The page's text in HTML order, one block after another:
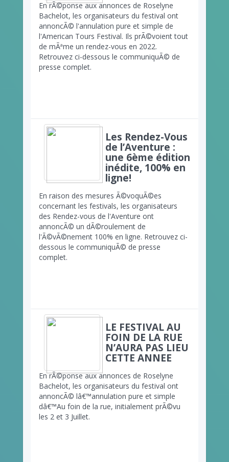
En rÃ©ponse aux annonces de Roselyne
Bachelot, les organisateurs du festival ont
annoncÃ© l'annulation pure et simple de
l'American Tours Festival. Ils prÃ©voient tout
de mÃªme un rendez-vous en 2022.
Retrouvez ci-dessous le communiquÃ© de
presse complet.
Les Rendez-Vous
de l’Aventure :
une 6ème édition
inédite, 100% en
ligne!
En raison des mesures Ã©voquÃ©es
concernant les festivals, les organisateurs
des Rendez-vous de l'Aventure ont
annoncÃ© un dÃ©roulement de
l'Ã©vÃ©nement 100% en ligne. Retrouvez ci-
dessous le communiquÃ© de presse
complet.
LE FESTIVAL AU
FOIN DE LA RUE
N’AURA PAS LIEU
CETTE ANNEE
En rÃ©ponse aux annonces de Roselyne
Bachelot, les organisateurs du festival ont
annoncÃ© lâ€™annulation pure et simple
dâ€™Au foin de la rue, initialement prÃ©vu
les 2 et 3 Juillet.